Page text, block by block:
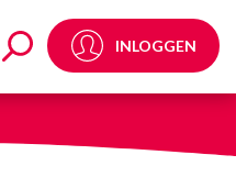
INLOGGEN